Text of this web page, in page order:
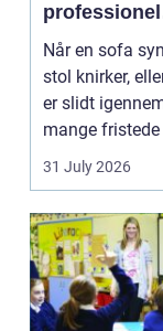
professionel
Når en sofa
stol knirker,
er slidt
mange fristede
31 July 2026